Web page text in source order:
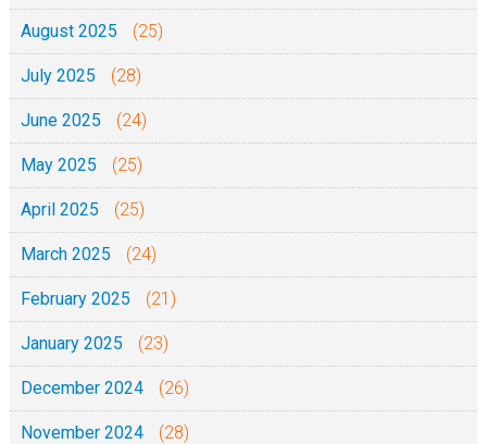
August 2025 (25)
July 2025 (28)
June 2025 (24)
May 2025 (25)
April 2025 (25)
March 2025 (24)
February 2025 (21)
January 2025 (23)
December 2024 (26)
November 2024 (28)